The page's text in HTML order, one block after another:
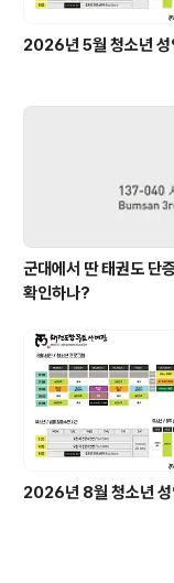
2026년 5월 청소년 성
군대에서 딴 태권도 단
확인하나?
2026년 8월 청소년 성